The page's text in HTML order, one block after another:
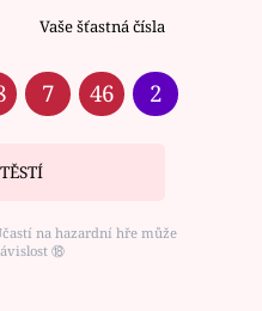
Vaše šťastná čísla
7 46 2
na hazardní hře může
⑱